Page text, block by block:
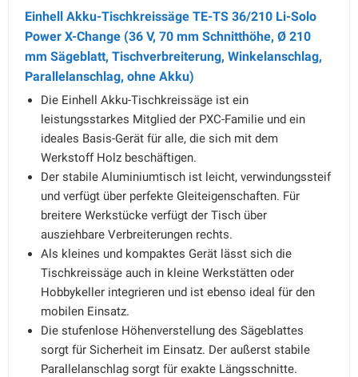
Einhell Akku-Tischkreissäge TE-TS 36/210 Li-Solo
Power X-Change (36 V, 70 mm Schnitthöhe, Ø 210
mm Sägeblatt, Tischverbreiterung, Winkelanschlag,
Parallelanschlag, ohne Akku)
Die Einhell Akku-Tischkreissäge ist ein
leistungsstarkes Mitglied der PXC-Familie und ein
ideales Basis-Gerät für alle, die sich mit dem
Werkstoff Holz beschäftigen.
Der stabile Aluminiumtisch ist leicht, verwindungssteif
und verfügt über perfekte Gleiteigenschaften. Für
breitere Werkstücke verfügt der Tisch über
ausziehbare Verbreiterungen rechts.
Als kleines und kompaktes Gerät lässt sich die
Tischkreissäge auch in kleine Werkstätten oder
Hobbykeller integrieren und ist ebenso ideal für den
mobilen Einsatz.
Die stufenlose Höhenverstellung des Sägeblattes
sorgt für Sicherheit im Einsatz. Der außerst stabile
Parallelanschlag sorgt für exakte Längsschnitte.